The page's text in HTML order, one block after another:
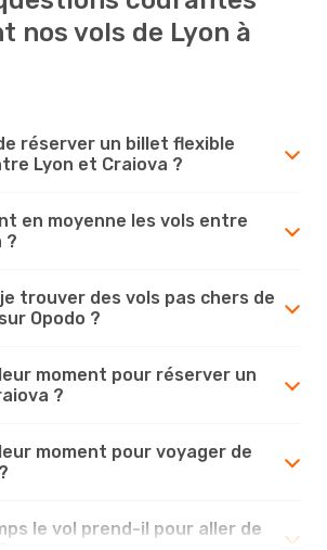
nos vols de Lyon à
réserver un billet flexible
Lyon et Craiova ?
en moyenne les vols entre
?
trouver des vols pas chers de
Opodo ?
moment pour réserver un
?
moment pour voyager de
le vol prend-il pour aller de